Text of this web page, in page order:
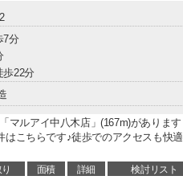
7分
歩22分
マルアイ中八木店」(167m)があります
はこちらです♪徒歩でのアクセスも快適
面積 詳細 検討リスト